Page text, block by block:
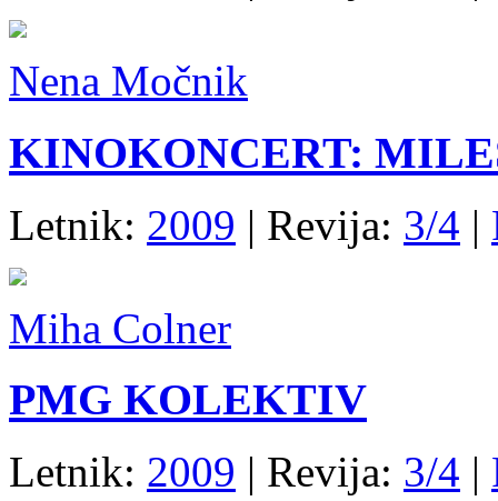
Nena Močnik
KINOKONCERT:
Letnik: 2009 | Revija: 3/4 |
Miha Colner
PMG KOLEKTIV
Letnik: 2009 | Revija: 3/4 |